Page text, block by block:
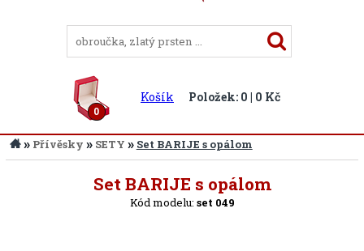
0
Košík Položek: 0 | 0 Kč
» Přívěsky » SETY » Set BARIJE s opálom
Set BARIJE s opálom
Kód modelu: set 049